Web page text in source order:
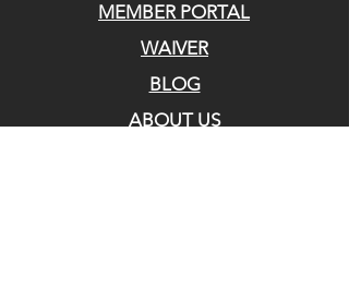
MEMBER PORTAL
WAIVER
BLOG
ABOUT US